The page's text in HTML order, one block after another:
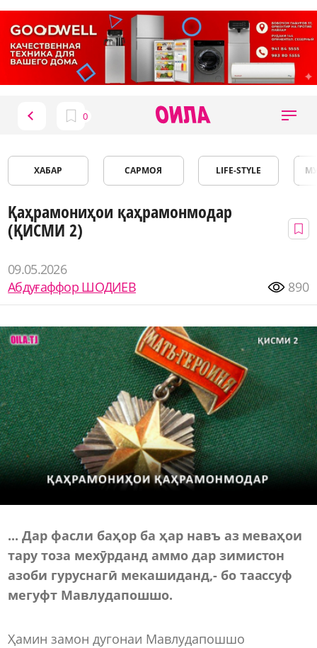
ХАБАР САРМОЯ LIFE-STYLE
Қаҳрамониҳои қаҳрамонмодар
(ҚИСМИ 2)
09.05.2026
Абдуғаффор ШОДИЕВ
890
... Дар фасли баҳор ба ҳар навъ аз меваҳои
тару тоза мехӯрданд аммо дар зимистон
азоби гуруснагӣ мекашиданд,- бо таассуф
мегуфт Мавлудапошшо.
Ҳамин замон дугонаи Мавлудапошшо